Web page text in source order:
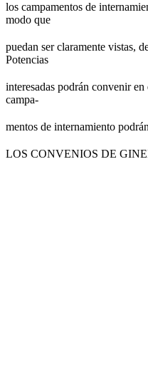
los campamentos de
modo que
puedan ser claramente vistas,
Potencias
interesadas podrán convenir
campa-
mentos de internamiento
LOS CONVENIOS DE